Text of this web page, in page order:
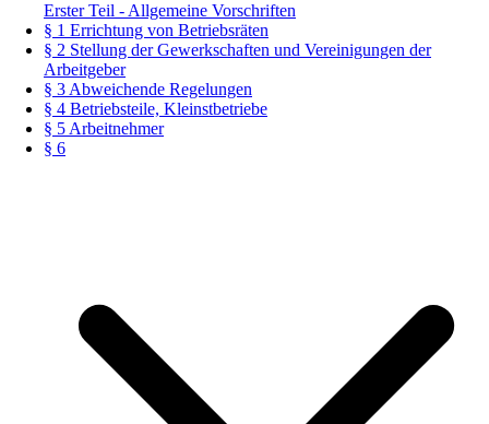
Erster Teil - Allgemeine Vorschriften
§ 1 Errichtung von Betriebsräten
§ 2 Stellung der Gewerkschaften und Vereinigungen der
Arbeitgeber
§ 3 Abweichende Regelungen
§ 4 Betriebsteile, Kleinstbetriebe
§ 5 Arbeitnehmer
§ 6